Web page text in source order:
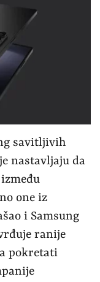
savitljivih
nastavljaju da
one iz
i Samsung
ranije
pokretati